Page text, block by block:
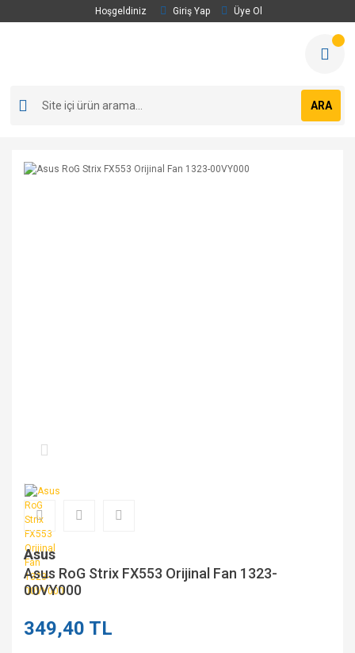
Hoşgeldiniz Giriş Yap Üye Ol
ARA
Asus
Asus RoG Strix FX553 Orijinal Fan 1323-
00VY000
349,40 TL